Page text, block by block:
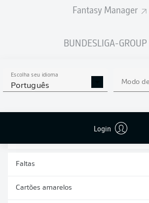
Fantasy Manager
BUNDESLIGA-GROUP
Escolha seu idioma
Português Modo
Login
TEMPORADA
ÁREAS
Faltas
Cartões amarelos